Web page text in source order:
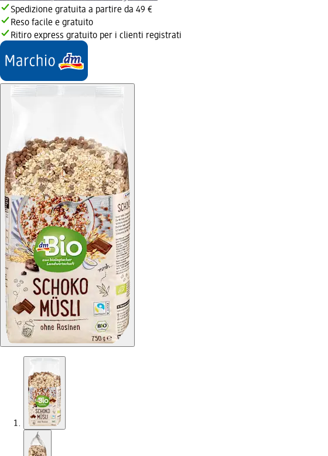
Spedizione gratuita a partire da 49 €
Reso facile e gratuito
Ritiro express gratuito per i clienti registrati